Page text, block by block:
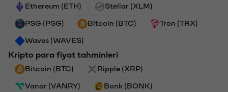
Ethereum (ETH) Stellar (XLM)
PSG (PSG) Bitcoin (BTC) Tron (TRX)
Waves (WAVES)
Kripto para fiyat tahminleri
Bitcoin (BTC) Ripple (XRP)
Vanar (VANRY) Bonk (BONK)